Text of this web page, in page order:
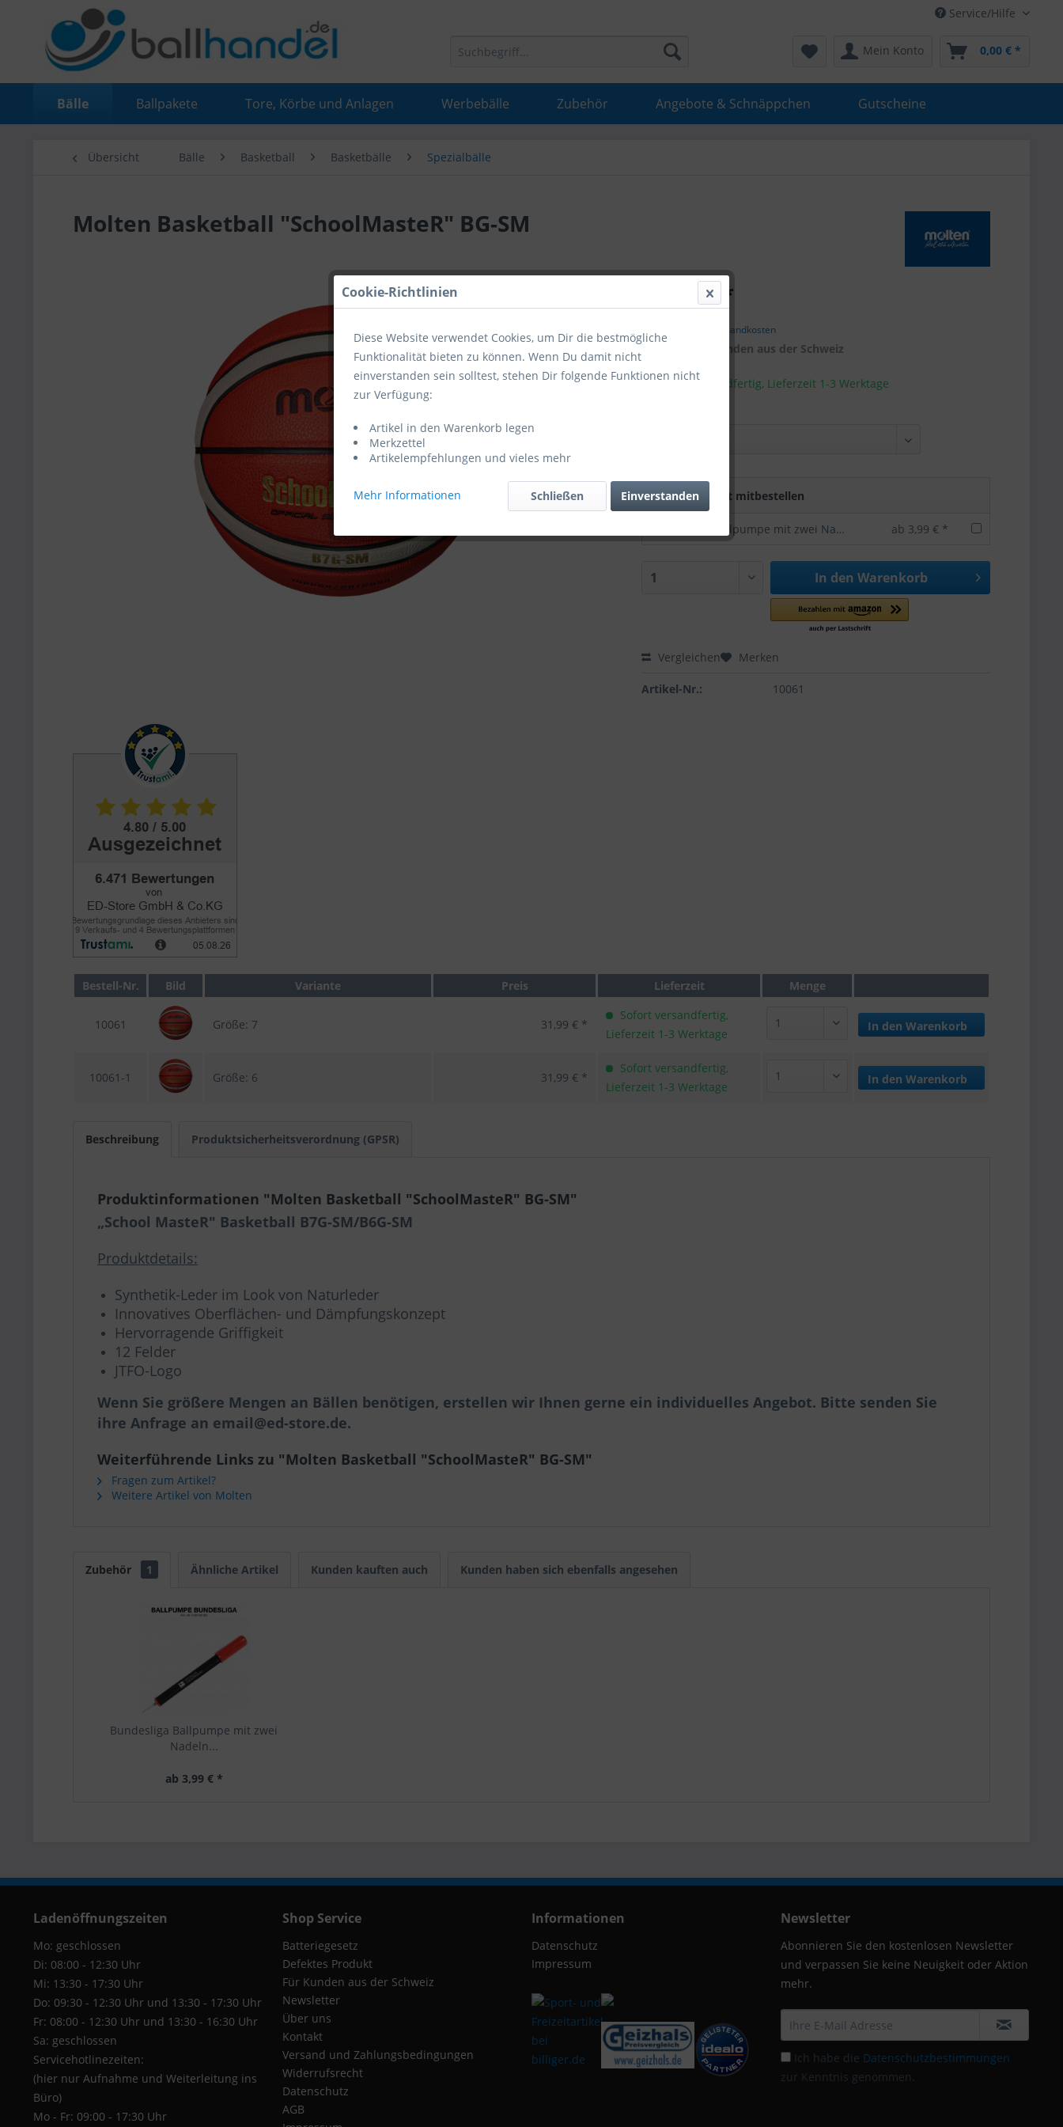
Service/Hilfe
Mein Konto 0,00 € *
Bälle Ballpakete Tore, Körbe und Anlagen Werbebälle Zubehör Angebote & Schnäppchen Gutscheine
Übersicht Bälle Basketball Basketbälle Spezialbälle
Molten Basketball "SchoolMasteR" BG-SM
31,99 € *
inkl. Versandkosten
Kunden aus der Schweiz
Sofort versandfertig, Lieferzeit 1-3 Werktage
Zubehör direkt mitbestellen
Bundesliga Ballpumpe mit zwei Nadeln -offizielles Lizenzprodukt ab 3,99 € *
In den Warenkorb
Vergleichen Merken
Artikel-Nr.: 10061
Bestell-Nr. Bild Variante Preis Lieferzeit Menge
10061 Größe: 7 31,99 € *
Sofort versandfertig,
Lieferzeit 1-3 Werktage
In den Warenkorb
10061-1 Größe: 6 31,99 € *
Sofort versandfertig,
Lieferzeit 1-3 Werktage
In den Warenkorb
Beschreibung Produktsicherheitsverordnung (GPSR)
Produktinformationen "Molten Basketball "SchoolMasteR" BG-SM"
„School MasteR" Basketball B7G-SM/B6G-SM
Produktdetails:
Synthetik-Leder im Look von Naturleder
Innovatives Oberflächen- und Dämpfungskonzept
Hervorragende Griffigkeit
12 Felder
JTFO-Logo
Wenn Sie größere Mengen an Bällen benötigen, erstellen wir Ihnen gerne ein individuelles Angebot. Bitte senden Sie
ihre Anfrage an email@ed-store.de.
Weiterführende Links zu "Molten Basketball "SchoolMasteR" BG-SM"
Fragen zum Artikel?
Weitere Artikel von Molten
Zubehör 1 Ähnliche Artikel Kunden kauften auch Kunden haben sich ebenfalls angesehen
Bundesliga Ballpumpe mit zwei
Nadeln...
ab 3,99 € *
Ladenöffnungszeiten
Mo: geschlossen
Di: 08:00 - 12:30 Uhr
Mi: 13:30 - 17:30 Uhr
Do: 09:30 - 12:30 Uhr und 13:30 - 17:30 Uhr
Fr: 08:00 - 12:30 Uhr und 13:30 - 16:30 Uhr
Sa: geschlossen
Servicehotlinezeiten:
(hier nur Aufnahme und Weiterleitung ins
Büro)
Mo - Fr: 09:00 - 17:30 Uhr
Shop Service
Batteriegesetz
Defektes Produkt
Für Kunden aus der Schweiz
Newsletter
Über uns
Kontakt
Versand und Zahlungsbedingungen
Widerrufsrecht
Datenschutz
AGB
Informationen
Datenschutz
Impressum
Newsletter
Abonnieren Sie den kostenlosen Newsletter
und verpassen Sie keine Neuigkeit oder Aktion
mehr.
Ich habe die Datenschutzbestimmungen
zur Kenntnis genommen.
Cookie-Richtlinien
Diese Website verwendet Cookies, um Dir die bestmögliche
Funktionalität bieten zu können. Wenn Du damit nicht
einverstanden sein solltest, stehen Dir folgende Funktionen nicht
zur Verfügung:
Artikel in den Warenkorb legen
Merkzettel
Artikelempfehlungen und vieles mehr
Mehr Informationen Einverstanden
Schließen